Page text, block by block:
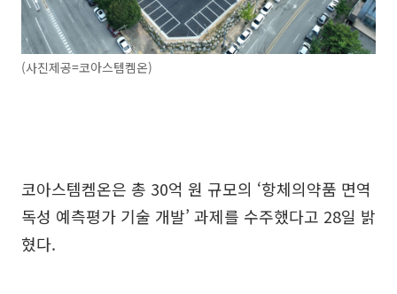
(사진제공=코아스템켐온)
코아스템켐온은 총 30억 원 규모의 ‘항체의약품 면역
독성 예측평가 기술 개발’ 과제를 수주했다고 28일 밝
혔다.